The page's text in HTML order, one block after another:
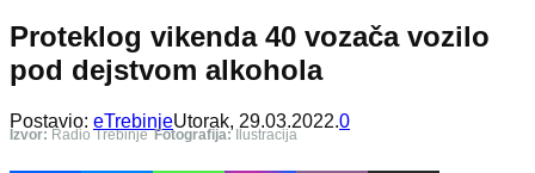
Proteklog vikenda 40 vozača vozilo
pod dejstvom alkohola
Postavio: eTrebinjeUtorak, 29.03.2022.0
Izvor: Radio Trebinje Fotografija:Ilustracija